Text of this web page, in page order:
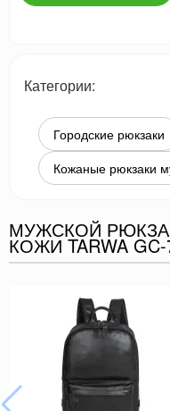
Категории:
Городские рюкзаки
Кожаные рюкзаки
МУЖСКОЙ
КОЖИ TARWA GC-